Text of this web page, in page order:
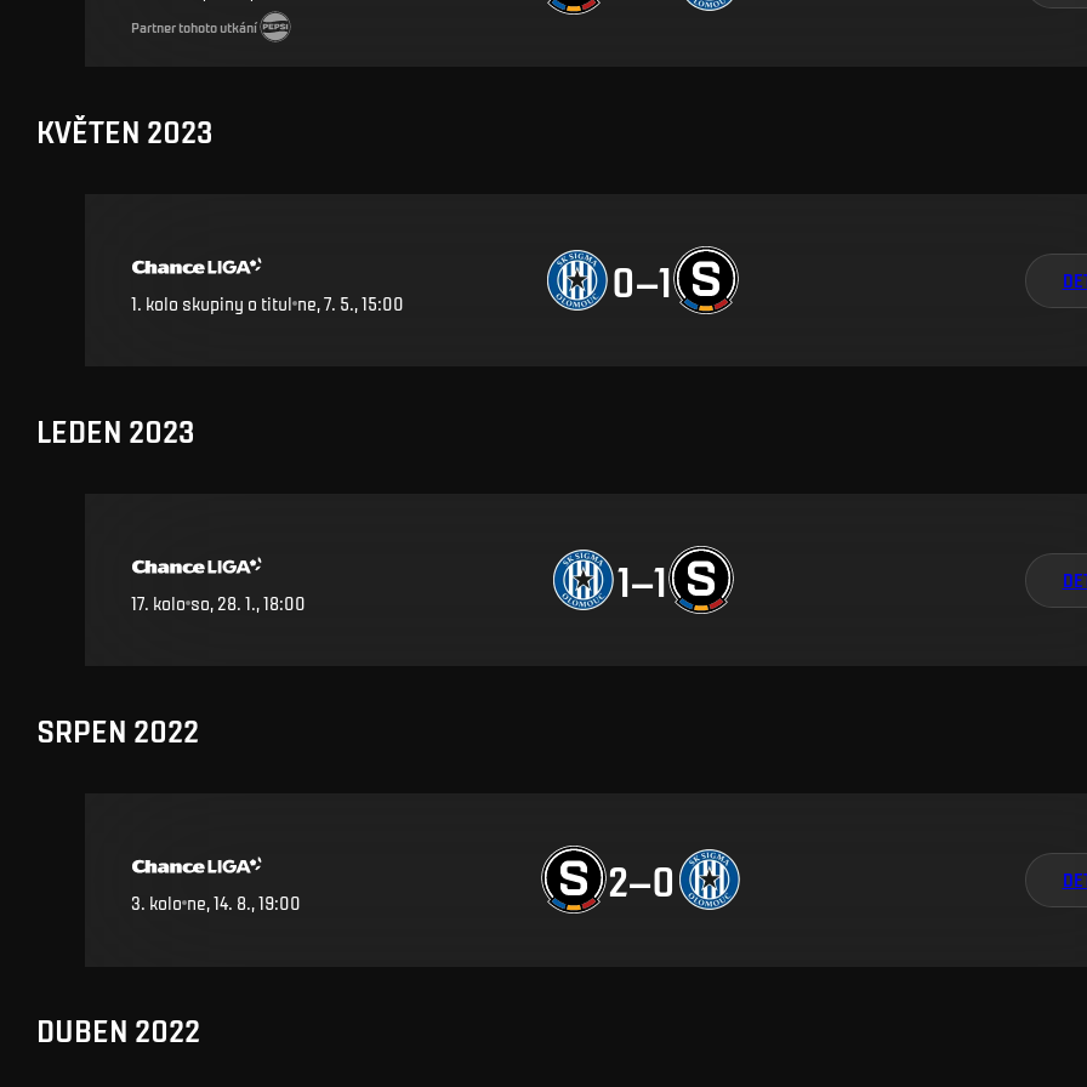
Partner tohoto utkání
KVĚTEN 2023
1. kolo skupiny o titul ne, 7. 5., 15:00 0–1
LEDEN 2023
17. kolo so, 28. 1., 18:00 1–1
SRPEN 2022
3. kolo ne, 14. 8., 19:00 2–0
DUBEN 2022